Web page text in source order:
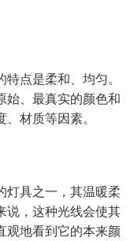
点是柔和、均匀。
始、最真实的颜色和
材质等因素。
灯具之一，其温暖柔
说，这种光线会使其
观地看到它的本来颜